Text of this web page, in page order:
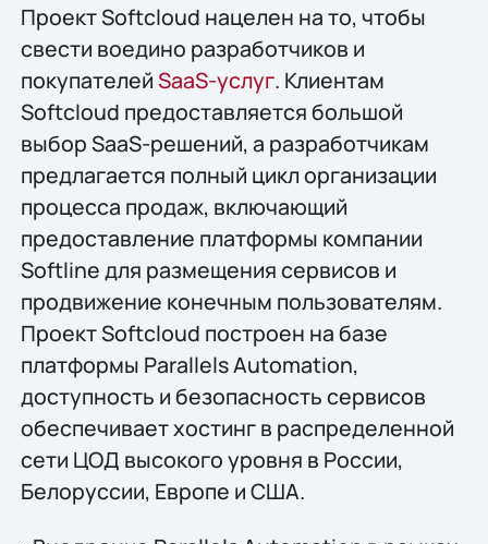
Проект Softcloud нацелен на то, чтобы
свести воедино разработчиков и
покупателейSaaS-услуг. Клиентам
Softcloud предоставляется большой
выбор SaaS-решений, а разработчикам
предлагается полный цикл организации
процесса продаж, включающий
предоставление платформы компании
Softline для размещения сервисов и
продвижение конечным пользователям.
Проект Softcloud построен на базе
платформы Parallels Automation,
доступность и безопасность сервисов
обеспечивает хостинг в распределенной
сети ЦОД высокого уровня в России,
Белоруссии, Европе и США.